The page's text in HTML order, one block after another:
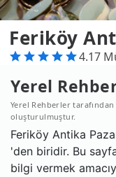
Feriköy
4.17
Yerel
Yerel Rehberler
oluşturulmuştur.
Feriköy Antika
'den biridir. Bu
bilgi vermek